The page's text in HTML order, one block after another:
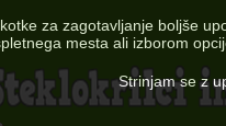
@ 2013-2014
za zagotavljanje boljše
mesta ali izborom
Strinjam se z